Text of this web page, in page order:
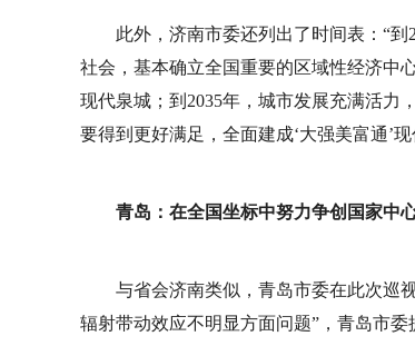
此外，济南市委还列出了时间表：“
社会，基本确立全国重要的区域性经济中
现代泉城；到2035年，城市发展充满活力
要得到更好满足，全面建成‘大强美富通’现
青岛：在全国坐标中努力争创国家中
与省会济南类似，青岛市委在此次巡
辐射带动效应不明显方面问题”，青岛市委